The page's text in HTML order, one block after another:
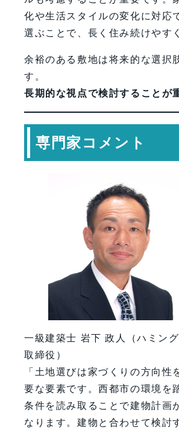
化や生活スタイルの変化に対応
選ぶことで、長く住み続けやす
余裕のある敷地は将来的な選択
す。
長期的な視点で検討することが
専門家コメント
一級建築士 岩下 政人（ハミン
取締役）
「土地選びは家づくりの方向性
要な要素です。西都市の環境を
条件を読み取ることで建物計画
なります。建物と合わせて検討